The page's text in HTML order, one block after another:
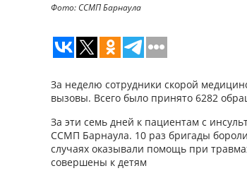
Фото: ССМП Барнаула
За неделю сотрудники скорой
вызовы. Всего было принято 6282
За эти семь дней к пациентам с
ССМП Барнаула. 10 раз бригады
случаях оказывали помощь при
совершены к детям